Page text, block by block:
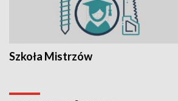
Szkoła Mistrzów